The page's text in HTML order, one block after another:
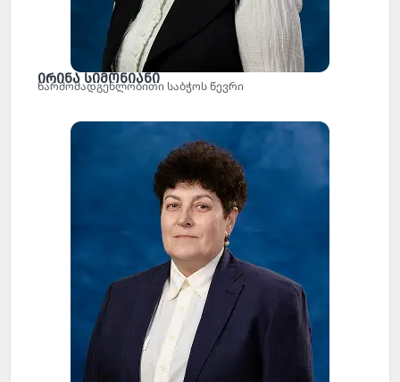
ირინა სიმონიანი
წარმომადგენლობითი საბჭოს წევრი